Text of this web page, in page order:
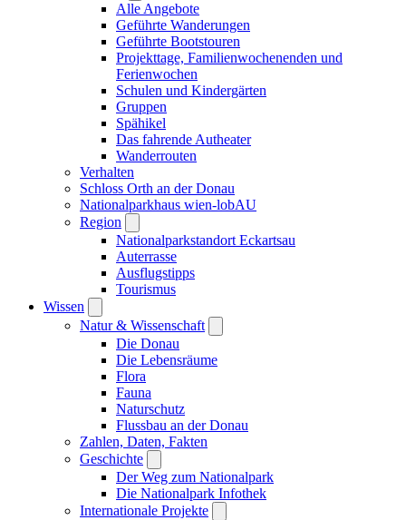
Alle Angebote
Geführte Wanderungen
Geführte Bootstouren
Projekttage, Familienwochenenden und
Ferienwochen
Schulen und Kindergärten
Gruppen
Spähikel
Das fahrende Autheater
Wanderrouten
Verhalten
Schloss Orth an der Donau
Nationalparkhaus wien-lobAU
Region
Nationalparkstandort Eckartsau
Auterrasse
Ausflugstipps
Tourismus
Wissen
Natur & Wissenschaft
Die Donau
Die Lebensräume
Flora
Fauna
Naturschutz
Flussbau an der Donau
Zahlen, Daten, Fakten
Geschichte
Der Weg zum Nationalpark
Die Nationalpark Infothek
Internationale Projekte